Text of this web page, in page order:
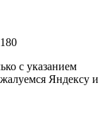
с указанием
Яндексу и